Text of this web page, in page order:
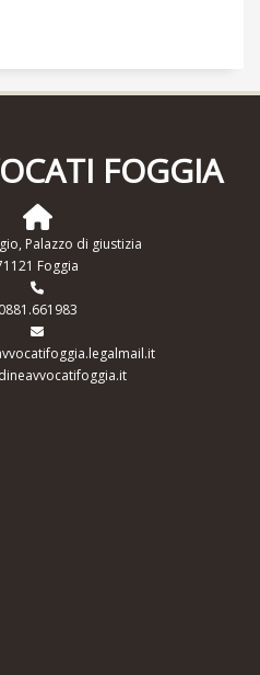
FOGGIA
Palazzo di giustizia
Foggia
0881.661983